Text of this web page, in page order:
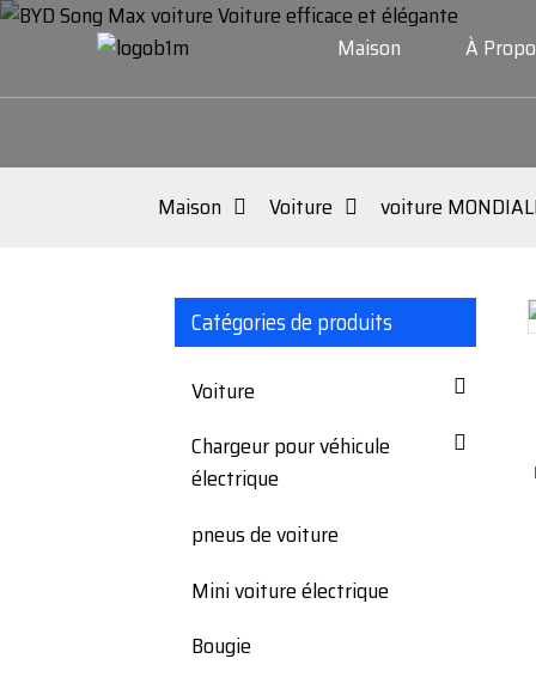
Maison À
Maison Voiture voiture
Catégories de produits
Voiture
Chargeur pour véhicule
électrique
pneus de voiture
Mini voiture électrique
Bougie